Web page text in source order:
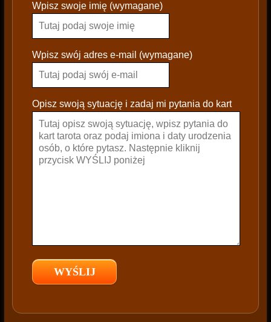
l
a
s
e
a
e
e
p
Wpisz swoje imię (wymagane)
Wpisz swój adres e-mail (wymagane)
Opisz swoją sytuację i zadaj mi pytania do kart